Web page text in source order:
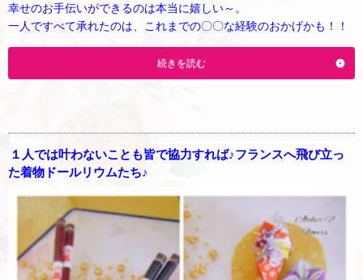
幸せのお手伝いができるのは本当に嬉しい～。
一人ですべて承れたのは、これまでの〇〇な経験のおかげかも！！
続きを読む
１人では叶わないことも皆で協力すれば♪フランスへ飛び立っ
た着物ドールリウムたち♪